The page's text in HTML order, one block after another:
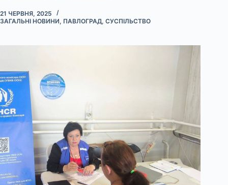
21 ЧЕРВНЯ, 2025
ЗАГАЛЬНІ НОВИНИ, ПАВЛОГРАД, СУСПІЛЬСТВО